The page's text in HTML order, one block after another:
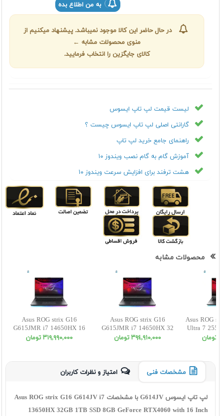
به من اطلاع بده
در حال حاضر این کالا موجود نمیباشد. پیشنهاد میکنیم از
منوی محصولات مشابه ←
کالای جایگزین را انتخاب فرمایید.
لیست قیمت لپ تاپ ایسوس
گارانتی اصلی لپ تاپ ایسوس چیست ؟
راهنمای جامع خرید لپ تاپ
آموزش گام به گام نصب ویندوز ۱۰
هشت ترفند برای افزایش سرعت ویندوز ۱۰
محصولات مشابه
Asus ROG strix G16
G615JMR i7 14650HX 16
1SSD 8 5060 WUXGA
٣١٩,٩٩٠,٠٠٠ تومان
Asus ROG strix G16
G615JMR i7 14650HX 32
1SSD 8 5060 WUXGA
٣٩٤,٩١٠,٠٠٠ تومان
Asus ROG
Ultra 7
مشخصات فنی امتیاز و نظرات کاربران
لپ تاپ ایسوس G614JV با مشخصات Asus ROG strix G16 G614JV i7
13650HX 32GB 1TB SSD 8GB GeForce RTX4060 with 16 Inch